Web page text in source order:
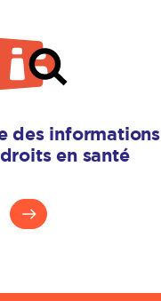
des informations
en santé